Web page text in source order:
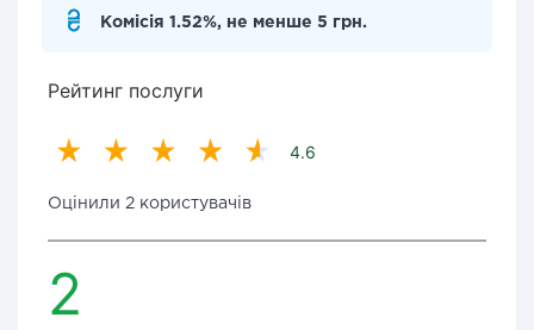
Комісія 1.52%, не менше 5 грн.
Рейтинг послуги
4.6
Оцінили 2 користувачів
2